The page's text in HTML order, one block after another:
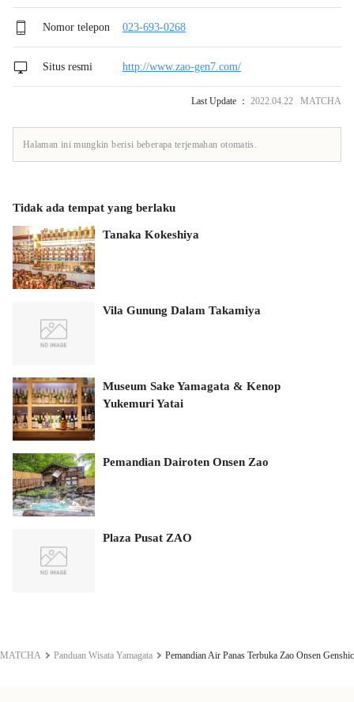
Nomor telepon 023-693-0268
Situs resmi http://www.zao-gen7.com/
Last Update ： 2022.04.22 MATCHA
Halaman ini mungkin berisi beberapa terjemahan otomatis.
Tidak ada tempat yang berlaku
Tanaka Kokeshiya
Vila Gunung Dalam Takamiya
Museum Sake Yamagata & Kenop
Yukemuri Yatai
Pemandian Dairoten Onsen Zao
Plaza Pusat ZAO
MATCHA Panduan Wisata Yamagata Pemandian Air Panas Terbuka Zao Onsen